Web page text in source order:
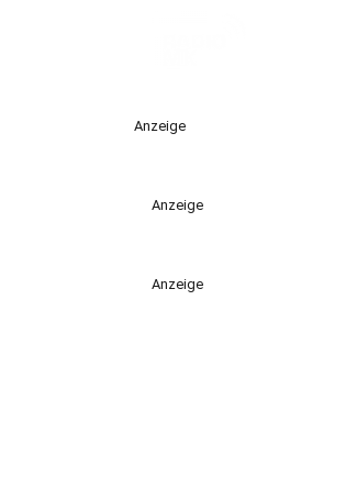
Anzeige
Anzeige
Anzeige